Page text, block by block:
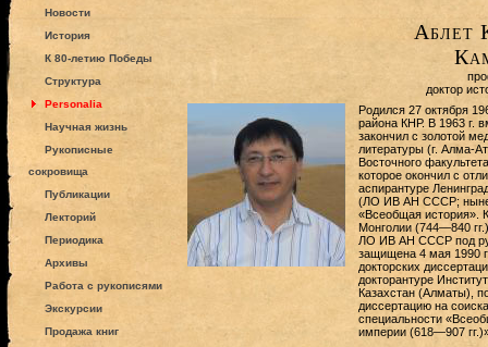
Новости
История
К 80-летию Победы
Структура
Personalia
Научная жизнь
Рукописные
сокровища
Публикации
Лекторий
Периодика
Архивы
Работа с рукописями
Экскурсии
Продажа книг
Аблет
доктор
Родился 27 октября
района КНР. В 1963 г.
закончил с золотой
литературы (г. Алма-
Восточного
которое окончил с
аспирантуре
(ЛО ИВ АН СССР; ныне:
«Всеобщая история».
Монголии (744—840
ЛО ИВ АН СССР под
защищена 4 мая 1990
докторских
докторантуре
Казахстан (Алматы),
диссертацию на
специальности
империи (618—907